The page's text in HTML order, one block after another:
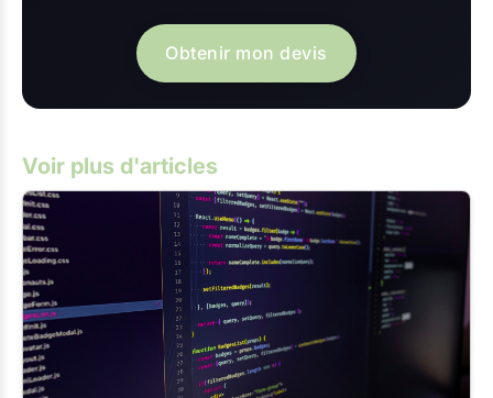
Obtenir mon devis
Voir plus d'articles